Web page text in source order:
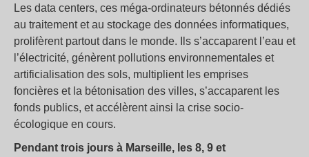
Les data centers, ces méga-ordinateurs bétonnés dédiés
au traitement et au stockage des données informatiques,
prolifèrent partout dans le monde. Ils s’accaparent l’eau et
l’électricité, génèrent pollutions environnementales et
artificialisation des sols, multiplient les emprises
foncières et la bétonisation des villes, s’accaparent les
fonds publics, et accélèrent ainsi la crise socio-
écologique en cours.
Pendant trois jours à Marseille, les 8, 9 et